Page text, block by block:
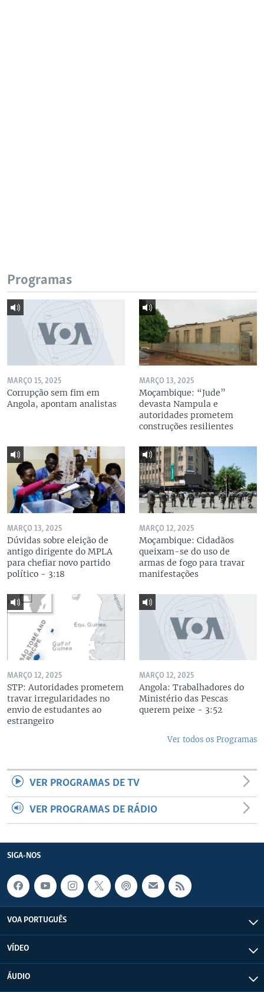
Programas
MARÇO 15, 2025
Corrupção sem fim em
Angola, apontam analistas
MARÇO 13, 2025
Moçambique: “Jude”
devasta Nampula e
autoridades prometem
construções resilientes
MARÇO 13, 2025
Dúvidas sobre eleição de
antigo dirigente do MPLA
para chefiar novo partido
político - 3:18
MARÇO 12, 2025
Moçambique: Cidadãos
queixam-se do uso de
armas de fogo para travar
manifestações
MARÇO 12, 2025
STP: Autoridades prometem
travar irregularidades no
envio de estudantes ao
estrangeiro
MARÇO 12, 2025
Angola: Trabalhadores do
Ministério das Pescas
querem peixe - 3:52
Ver todos os Programas
VER PROGRAMAS DE TV
VER PROGRAMAS DE RÁDIO
SIGA-NOS
VOA PORTUGUÊS
VÍDEO
ÁUDIO